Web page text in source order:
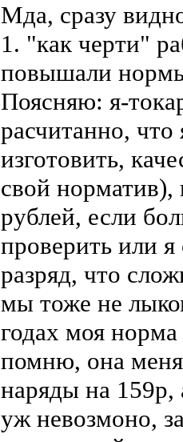
Мда, сразу
1. "как черти"
повышали
Поясняю: я-
расчитанно,
изготовить,
свой норматив),
рублей, если
проверить или
разряд, что
мы тоже не
годах моя
помню, она
наряды на 159р,
уж невозмоно,